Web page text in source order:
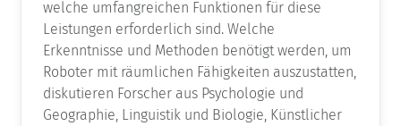
welche umfangreichen Funktionen für diese
Leistungen erforderlich sind. Welche
Erkenntnisse und Methoden benötigt werden, um
Roboter mit räumlichen Fähigkeiten auszustatten,
diskutieren Forscher aus Psychologie und
Geographie, Linguistik und Biologie, Künstlicher